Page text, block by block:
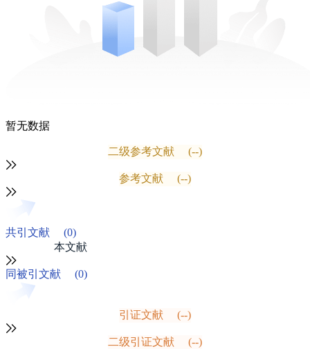
暂无数据
二级参考文献 (--)
参考文献 (--)
共引文献
(0)
本文献
同被引文献 (0)
引证文献 (--)
二级引证文献 (--)